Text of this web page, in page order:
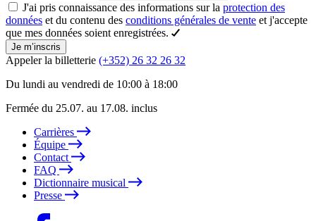
J'ai pris connaissance des informations sur la protection des
données et du contenu des conditions générales de vente et j'accepte
que mes données soient enregistrées.
Je m’inscris
Appeler la billetterie (+352) 26 32 26 32
Du lundi au vendredi de 10:00 à 18:00
Fermée du 25.07. au 17.08. inclus
Carrières
Équipe
Contact
FAQ
Dictionnaire musical
Presse